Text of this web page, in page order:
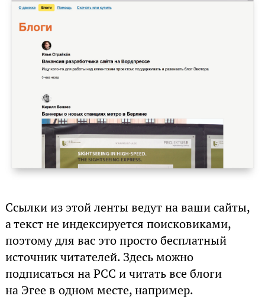
Ссылки из этой ленты ведут на ваши сайты,
а текст не индексируется поисковиками,
поэтому для вас это просто бесплатный
источник читателей. Здесь можно
подписаться на РСС и читать все блоги
на Эгее в одном месте, например.